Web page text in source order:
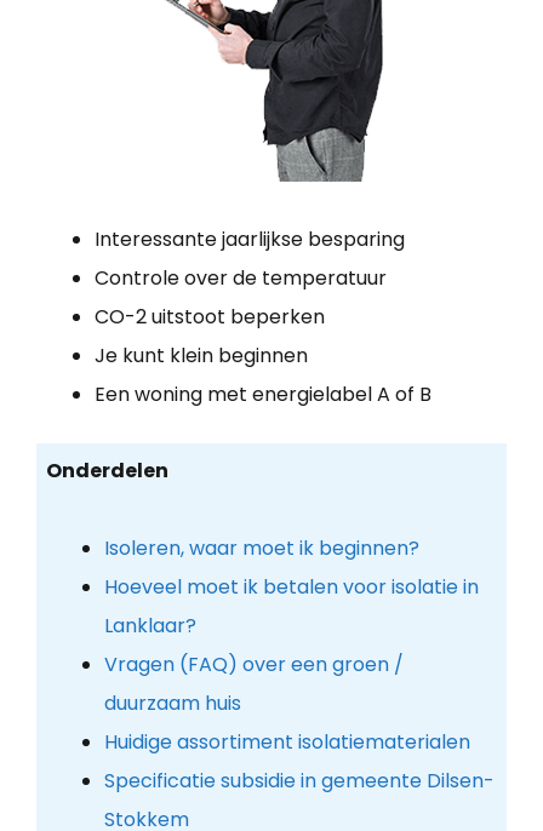
Interessante jaarlijkse besparing
Controle over de temperatuur
CO-2 uitstoot beperken
Je kunt klein beginnen
Een woning met energielabel A of B
Onderdelen
Isoleren, waar moet ik beginnen?
Hoeveel moet ik betalen voor isolatie in
Lanklaar?
Vragen (FAQ) over een groen /
duurzaam huis
Huidige assortiment isolatiematerialen
Specificatie subsidie in gemeente Dilsen-
Stokkem